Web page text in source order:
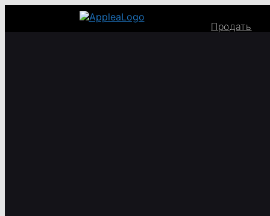
Продать